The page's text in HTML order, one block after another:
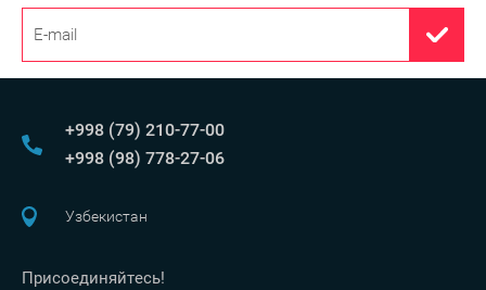
+998 (79) 210-77-00
+998 (98) 778-27-06
Узбекистан
Присоединяйтесь!